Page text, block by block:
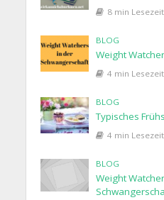
8 min Lesezeit
BLOG
Weight
4 min Lesezeit
BLOG
Typisches
4 min Lesezeit
BLOG
Weight